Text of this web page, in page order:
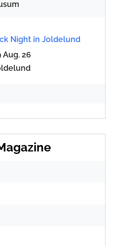
Night in Joldelund
Aug. 26